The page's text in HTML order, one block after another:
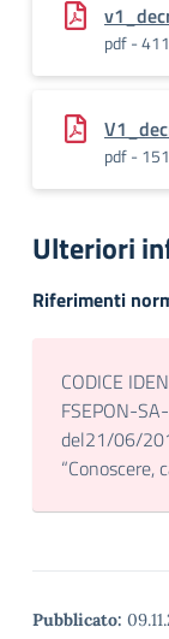
pdf -
pdf -
Ulteriori
Riferimenti
CODICE
FSEPON-
del21/06/
“Conoscere,
Pubblicato: